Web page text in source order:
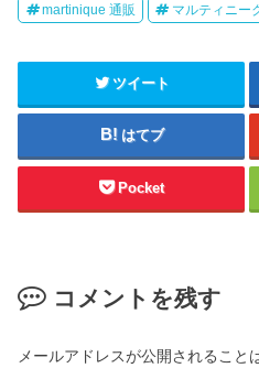
martinique 通販 マルティニー
ツイート
はてブ
Pocket
コメントを残す
メールアドレスが公開されること